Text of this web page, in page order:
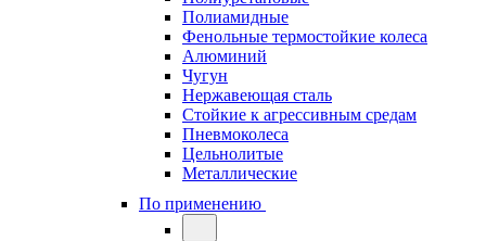
Полиамидные
Фенольные термостойкие колеса
Алюминий
Чугун
Нержавеющая сталь
Стойкие к агрессивным средам
Пневмоколеса
Цельнолитые
Металлические
По применению